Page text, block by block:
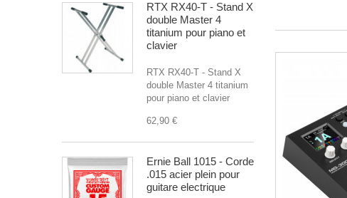
RTX RX40-T - Stand X
double Master 4
titanium pour piano et
clavier
RTX RX40-T - Stand X
double Master 4 titanium
pour piano et clavier
62,90 €
Ernie Ball 1015 - Corde
.015 acier plein pour
guitare electrique